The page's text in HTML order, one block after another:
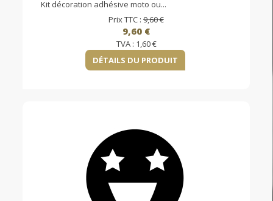
Kit décoration adhésive moto ou...
Prix TTC : 9,60 €
9,60 €
TVA : 1,60 €
DÉTAILS DU PRODUIT